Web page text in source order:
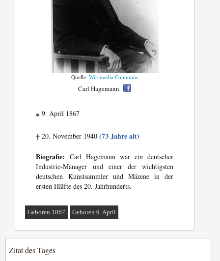
Quelle:Wikimedia Commons
Carl Hagemann
* 9. April 1867
† 20. November 1940(73 Jahre alt)
Biografie: Carl Hagemann war ein deutscher
Industrie-Manager und einer der wichtigsten
deutschen Kunstsammler und Mäzene in der
ersten Hälfte des 20. Jahrhunderts.
Geboren 1867 Geboren 9. April
Zitat des Tages